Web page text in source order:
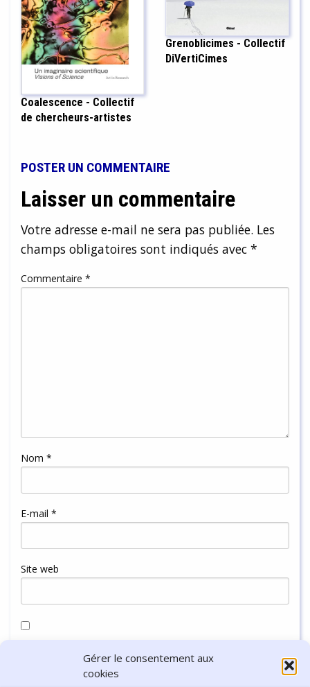
Gérer le consentement aux
cookies
Coalescence - Collectif
de chercheurs-artistes
Grenoblicimes - Collectif
DiVertiCimes
POSTER UN COMMENTAIRE
Laisser un commentaire
Votre adresse e-mail ne sera pas publiée. Les
champs obligatoires sont indiqués avec *
Commentaire *
Nom *
E-mail *
Site web
navigateur pour mon prochain commentaire.